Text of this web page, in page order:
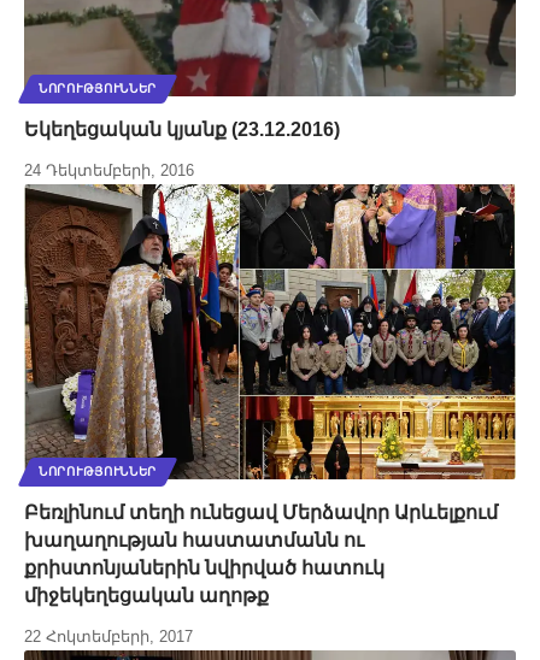
ՆՈՐՈՒԹՅՈՒՆՆԵՐ
Եկեղեցական կյանք (23.12.2016)
24 Դեկտեմբերի, 2016
ՆՈՐՈՒԹՅՈՒՆՆԵՐ
Բեռլինում տեղի ունեցավ Մերձավոր Արևելքում
խաղաղության հաստատմանն ու
քրիստոնյաներին նվիրված հատուկ
միջեկեղեցական աղոթք
22 Հոկտեմբերի, 2017